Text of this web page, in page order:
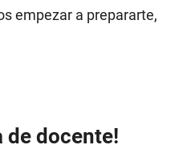
empezar a prepararte,
de docente!